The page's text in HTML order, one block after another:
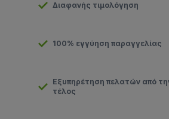
Διαφανής τιμολόγηση
100% εγγύηση παραγγελίας
Εξυπηρέτηση πελατών από
τέλος